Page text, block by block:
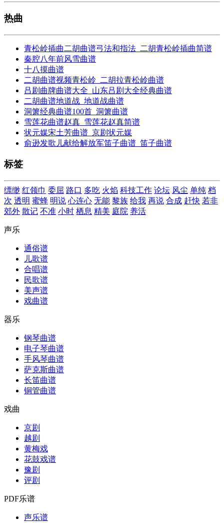
热曲
青松岭插曲二胡曲谱弓法和指法_二胡青松岭插曲简谱
秦腔八年前风雪曲谱
十八摸曲谱
二胡曲谱视频青松岭_二胡拉青松岭曲谱
吕剧曲牌曲谱大全_山东吕剧大全经典曲谱
二胡曲谱地道战_地道战曲谱
洞箫经典曲谱100首_洞箫曲谱
雪莲花曲谱赵真_雪莲花赵真简谱
状元媒宋土芳曲谱_京剧状元媒
俞逊发歌儿献给解放军笛子曲谱_笛子曲谱
标签
缥缈 红领巾 委屈 路口 多吃 火焰 科技工作 论坛 风尘 单纯 档
次 透明 蜜蜂 明说 心连心 无能 黎族 给我 再说 合成 赶快 若非
郊外 散记 不准 小时 栖息 精美 庭院 养活
声乐
通俗谱
儿歌谱
合唱谱
民歌谱
美声谱
戏曲谱
器乐
钢琴曲谱
电子琴曲谱
手风琴曲谱
萨克斯曲谱
长笛曲谱
铜管曲谱
戏曲
京剧
越剧
黄梅戏
花鼓戏谱
豫剧
评剧
PDF乐谱
声乐谱